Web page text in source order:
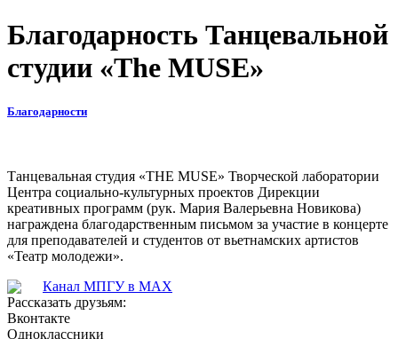
Благодарность Танцевальной
студии «The MUSE»
Благодарности
Танцевальная студия «THE MUSE» Творческой лаборатории
Центра социально-культурных проектов Дирекции
креативных программ (рук. Мария Валерьевна Новикова)
награждена благодарственным письмом за участие в концерте
для преподавателей и студентов от вьетнамских артистов
«Театр молодежи».
Канал МПГУ в MAX
Рассказать друзьям:
Вконтакте
Одноклассники